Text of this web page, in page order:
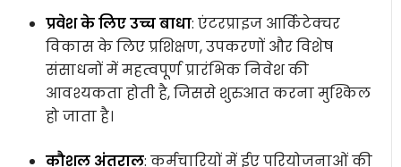
प्रवेश के लिए उच्च बाधा: एंटरप्राइज आर्किटेक्चर
विकास के लिए प्रशिक्षण, उपकरणों और विशेष
संसाधनों में महत्वपूर्ण प्रारंभिक निवेश की
आवश्यकता होती है, जिससे शुरुआत करना मुश्किल
हो जाता है।
कौशल अंतराल: कर्मचारियों में ईए परियोजनाओं की